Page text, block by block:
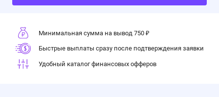
Минимальная сумма на вывод 750 ₽
Быстрые выплаты сразу после подтверждения заявки
Удобный каталог финансовых офферов